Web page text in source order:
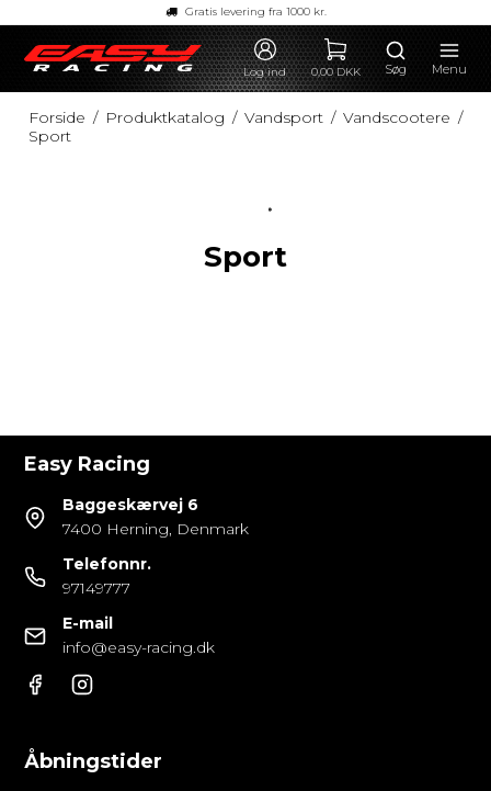
Gratis levering fra 1000 kr.
Log ind 0,00 DKK Søg Menu
Forside / Produktkatalog / Vandsport / Vandscootere /
Sport
Sport
Easy Racing
Baggeskærvej 6
7400 Herning, Denmark
Telefonnr.
97149777
E-mail
info@easy-racing.dk
Åbningstider